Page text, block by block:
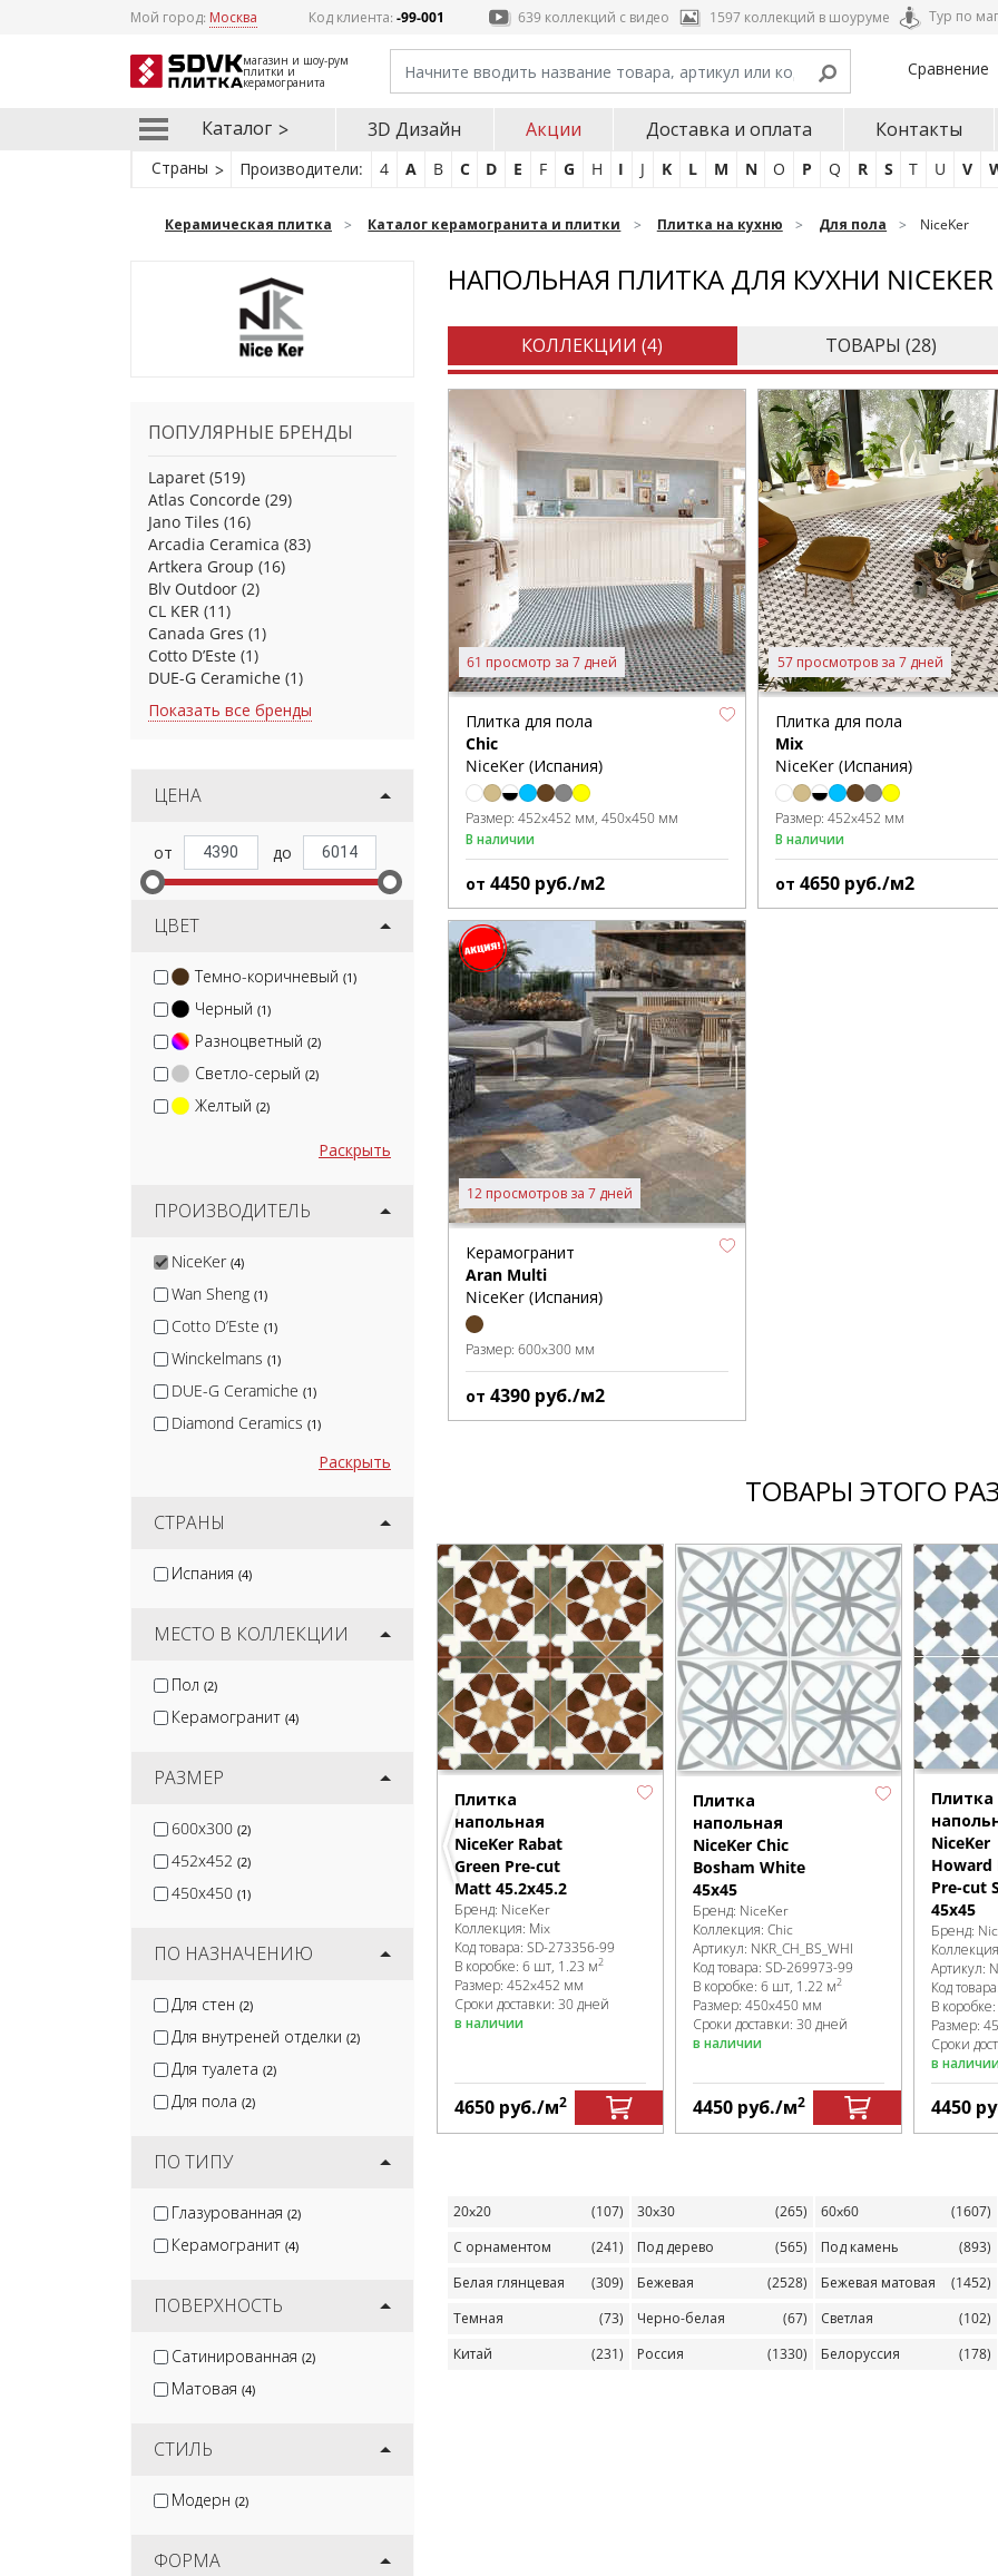
Мой город: Москва Код клиента:-99-001 639 коллекций с видео 1597 коллекций в шоуруме Тур по
магазин и шоу-рум
плитки и
керамогранита
Сравнение
Каталог 3D Дизайн Акции Доставка и оплата Контакты
Страны Производители: 4 A B C D E F G H I J K L M N O P Q R S T U V
Керамическая плитка Каталог керамогранита и плитки Плитка на кухню Для пола NiceKer
ПОПУЛЯРНЫЕ БРЕНДЫ
Laparet (519)
Atlas Concorde (29)
Jano Tiles (16)
Arcadia Ceramica (83)
Artkera Group (16)
Blv Outdoor (2)
CL KER (11)
Canada Gres (1)
Cotto D’Este (1)
DUE-G Ceramiche (1)
Показать все бренды
ЦЕНА
ЦВЕТ
Темно-коричневый (1)
Черный (1)
Разноцветный (2)
Светло-серый (2)
Желтый (2)
Раскрыть
ПРОИЗВОДИТЕЛЬ
NiceKer (4)
Wan Sheng (1)
Cotto D’Este (1)
Winckelmans (1)
DUE-G Ceramiche (1)
Diamond Ceramics (1)
Nadis(1)
Mozart (13)
Раскрыть
СТРАНЫ
Испания (4)
МЕСТО В КОЛЛЕКЦИИ
Пол (2)
Керамогранит (4)
РАЗМЕР
600x300 (2)
452x452 (2)
450x450 (1)
ПО НАЗНАЧЕНИЮ
Для стен (2)
Для внутреней отделки (2)
Для туалета (2)
Для пола (2)
ПО ТИПУ
Глазурованная (2)
Керамогранит (4)
ПОВЕРХНОСТЬ
Сатинированная (2)
Матовая (4)
СТИЛЬ
Модерн (2)
ФОРМА
НАПОЛЬНАЯ ПЛИТКА ДЛЯ КУХНИ NICEKER
КОЛЛЕКЦИИ (4) ТОВАРЫ (28)
61 просмотр за 7 дней
Плитка для пола
Chic
NiceKer (Испания)
Размер: 452x452 мм 450x450 мм
В наличии
от 4450 руб./м2
57 просмотров за 7 дней
Плитка для пола
Mix
NiceKer (Испания)
Размер:452x452 мм
В наличии
от4650 руб./м2
12 просмотров за 7 дней
Керамогранит
Aran Multi
NiceKer (Испания)
Размер: 600x300 мм
от 4390 руб./м2
ТОВАРЫ ЭТОГО
Плитка
напольная
NiceKer Rabat
Green Pre-cut
Matt 45.2х45.2
Бренд: NiceKer
Коллекция: Mix
Код товара: SD-273356-99
В коробке: 6 шт, 1.23 м2
Размер: 452x452 мм
Сроки доставки: 30 дней
в наличии
4650 руб./м2
Плитка
напольная
NiceKer Chic
Bosham White
45х45
Бренд: NiceKer
Коллекция: Chic
Артикул: NKR_CH_BS_WHI
Код товара: SD-269973-99
В коробке: 6 шт, 1.22 м2
Размер: 450x450 мм
Сроки доставки: 30 дней
в наличии
4450 руб./м2
Плитка
NiceKer
Howard
Pre-cut
45х45
Бренд:
Артикул:
Код товара:
В коробке:
Размер:
Сроки
в наличии
4450
20x20 (107) 30x30 (265) 60x60 (1607)
С орнаментом
(241) Под дерево (565) Под камень (893)
Белая глянцевая
(309) Бежевая (2528) Бежевая матовая (1452)
Темная
(73) Черно-белая (67) Светлая (102)
Китай
(231) Россия (1330) Белоруссия (178)